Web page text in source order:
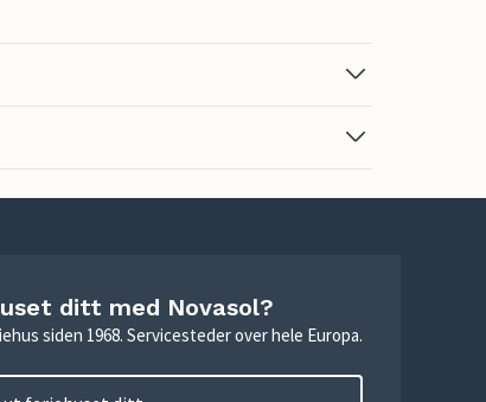
ditt med Novasol?
siden 1968. Servicesteder over hele Europa.